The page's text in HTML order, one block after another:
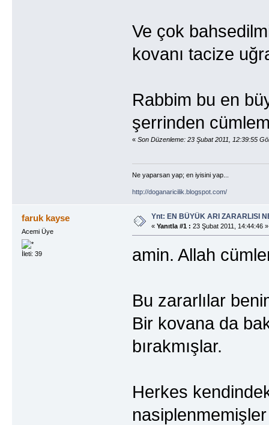
Ve çok
kovanı tacize
Rabbim bu en
şerrinden
« Son Düzenleme: 23 Şubat 2011, 12:39:55
Ne yaparsan yap; en iyisini yap...
http://doganaricilik.blogspot.com/
faruk kayse
Acemi Üye
İleti: 39
Ynt: EN BÜYÜK ARI ZARARLISI
« Yanıtla #1 : 23 Şubat 2011, 14:44:46 »
amin. Allah
Bu zararlılar
Bir kovana da
bırakmışlar.
Herkes